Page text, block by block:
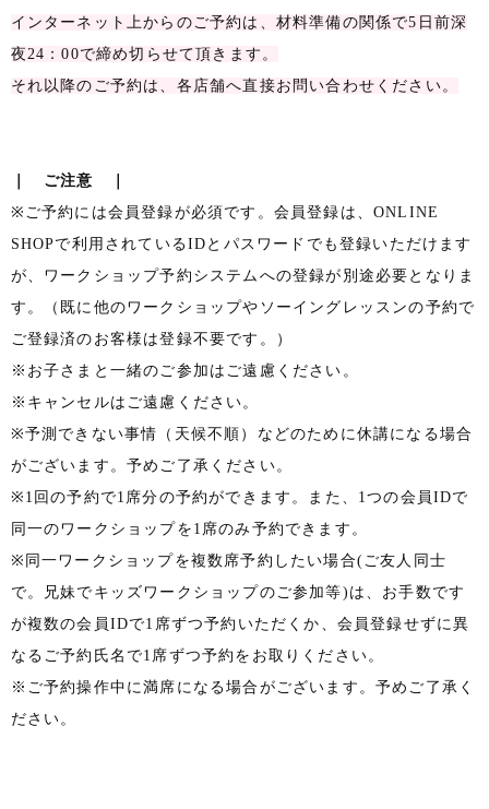
インターネット上からのご予約は、材料準備の関係で5日前深
夜24：00で締め切らせて頂きます。
それ以降のご予約は、各店舗へ直接お問い合わせください。
｜ ご注意 ｜
※ご予約には会員登録が必須です。会員登録は、ONLINE
SHOPで利用されているIDとパスワードでも登録いただけます
が、ワークショップ予約システムへの登録が別途必要となりま
す。（既に他のワークショップやソーイングレッスンの予約で
ご登録済のお客様は登録不要です。）
※お子さまと一緒のご参加はご遠慮ください。
※キャンセルはご遠慮ください。
※予測できない事情（天候不順）などのために休講になる場合
がございます。予めご了承ください。
※1回の予約で1席分の予約ができます。また、1つの会員IDで
同一のワークショップを1席のみ予約できます。
※同一ワークショップを複数席予約したい場合(ご友人同士
で。兄妹でキッズワークショップのご参加等)は、お手数です
が複数の会員IDで1席ずつ予約いただくか、会員登録せずに異
なるご予約氏名で1席ずつ予約をお取りください。
※ご予約操作中に満席になる場合がございます。予めご了承く
ださい。